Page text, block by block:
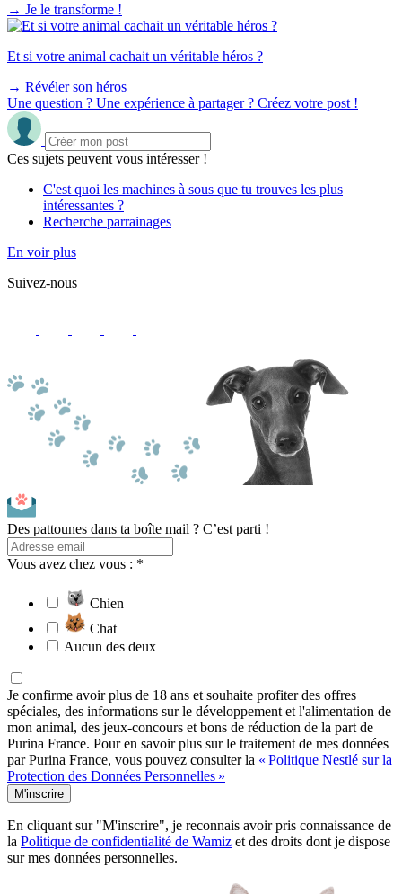
→ Je le transforme !
Et si votre animal cachait un véritable héros ?
→ Révéler son héros
Une question ? Une expérience à partager ? Créez votre post !
Ces sujets peuvent vous intéresser !
C'est quoi les machines à sous que tu trouves les plus
intéressantes ?
Recherche parrainages
En voir plus
Suivez-nous
Des pattounes dans ta boîte mail ? C’est parti !
Vous avez chez vous : *
Chien
Chat
Aucun des deux
Je confirme avoir plus de 18 ans et souhaite profiter des offres
spéciales, des informations sur le développement et l'alimentation de
mon animal, des jeux-concours et bons de réduction de la part de
Purina France. Pour en savoir plus sur le traitement de mes données
par Purina France, vous pouvez consulter la « Politique Nestlé sur la
Protection des Données Personnelles »
M'inscrire
En cliquant sur "M'inscrire", je reconnais avoir pris connaissance de
la Politique de confidentialité de Wamiz et des droits dont je dispose
sur mes données personnelles.